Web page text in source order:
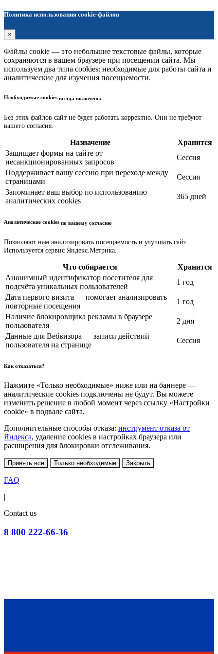
Политика использования cookie-файлов
×
Файлы cookie — это небольшие текстовые файлы, которые
сохраняются в вашем браузере при посещении сайта. Мы
используем два типа cookies: необходимые для работы сайта и
аналитические для изучения посещаемости.
Необходимые cookies всегда включены
Без этих файлов сайт не будет работать корректно. Они не требуют
вашего согласия.
Назначение
Хранится
Защищает формы на сайте от
несанкционированных запросов
Сессия
Поддерживает вашу сессию при переходе между
страницами
Сессия
Запоминает ваш выбор по использованию
аналитических cookies
365 дней
Аналитические cookies по вашему согласию
Позволяют нам анализировать посещаемость и улучшать сайт.
Используется сервис Яндекс.Метрика.
Что собирается
Хранится
Анонимный идентификатор посетителя для
подсчёта уникальных пользователей
1 год
Дата первого визита — помогает анализировать
повторные посещения
1 год
Наличие блокировщика рекламы в браузере
пользователя
2 дня
Данные для Вебвизора — записи действий
пользователя на странице
Сессия
Как отказаться?
Нажмите «Только необходимые» ниже или на баннере —
аналитические cookies подключены не будут. Вы можете
изменить решение в любой момент через ссылку «Настройки
cookie» в подвале сайта.
Дополнительные способы отказа: инструмент отказа от
Яндекса, удаление cookies в настройках браузера или
расширения для блокировки отслеживания.
Принять все Только необходимые Закрыть
FAQ
|
Contact us
8 800 222-66-36